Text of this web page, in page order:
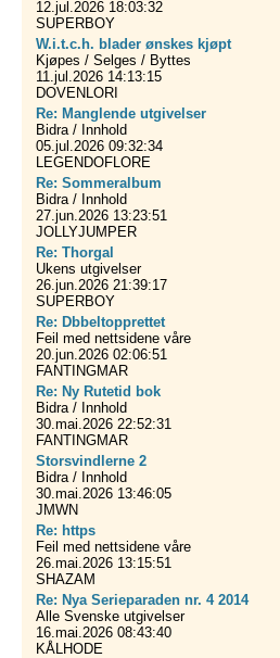
12.jul.2026 18:03:32
SUPERBOY
W.i.t.c.h. blader ønskes kjøpt
Kjøpes / Selges / Byttes
11.jul.2026 14:13:15
DOVENLORI
Re: Manglende utgivelser
Bidra / Innhold
05.jul.2026 09:32:34
LEGENDOFLORE
Re: Sommeralbum
Bidra / Innhold
27.jun.2026 13:23:51
JOLLYJUMPER
Re: Thorgal
Ukens utgivelser
26.jun.2026 21:39:17
SUPERBOY
Re: Dbbeltopprettet
Feil med nettsidene våre
20.jun.2026 02:06:51
FANTINGMAR
Re: Ny Rutetid bok
Bidra / Innhold
30.mai.2026 22:52:31
FANTINGMAR
Storsvindlerne 2
Bidra / Innhold
30.mai.2026 13:46:05
JMWN
Re: https
Feil med nettsidene våre
26.mai.2026 13:15:51
SHAZAM
Re: Nya Serieparaden nr. 4 2014
Alle Svenske utgivelser
16.mai.2026 08:43:40
KÅLHODE